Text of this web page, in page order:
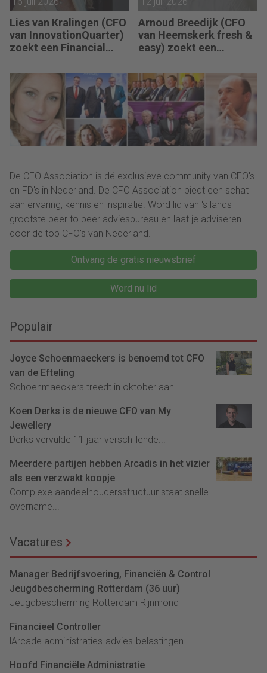
Lies van Kralingen (CFO
van InnovationQuarter)
zoekt een Financial
betekent dat de
rapportagecyclus
sneller, slimmer en
betrouwbaarder
verloopt.”
Arnoud Breedijk (CFO
van Heemskerk fresh &
easy) zoekt een
Finance Controller: “De
transitie van ons
Finance team is in volle
gang.”
De CFO Association is dé exclusieve community van CFO's
en FD's in Nederland. De CFO Association biedt een schat
aan ervaring, kennis en inspiratie. Word lid van ‘s lands
grootste peer to peer adviesbureau en laat je adviseren
door de top CFO's van Nederland.
Ontvang de gratis nieuwsbrief
Word nu lid
Populair
Joyce Schoenmaeckers is benoemd tot CFO
van de Efteling
Schoenmaeckers treedt in oktober aan....
Koen Derks is de nieuwe CFO van My
Jewellery
Derks vervulde 11 jaar verschillende...
Meerdere partijen hebben Arcadis in het vizier
als een verzwakt koopje
Complexe aandeelhoudersstructuur staat snelle
overname...
Vacatures
Manager Bedrijfsvoering, Financiën & Control
Jeugdbescherming Rotterdam (36 uur)
Jeugdbescherming Rotterdam Rijnmond
Financieel Controller
lArcade administraties-advies-belastingen
Hoofd Financiële Administratie